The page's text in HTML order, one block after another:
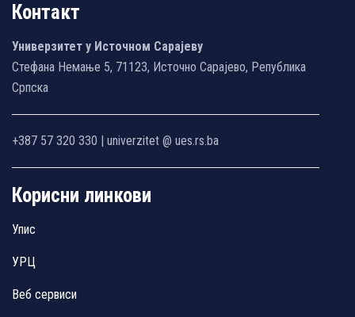
Контакт
Универзитет у Источном Сарајеву
Стефана Немање 5, 71123, Источно Сарајево, Република
Српска
+387 57 320 330 | univerzitet @ ues.rs.ba
Корисни линкови
Упис
УРЦ
Веб сервиси